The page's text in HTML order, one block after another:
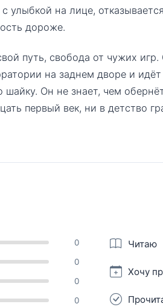
улыбкой на лице,
дороже.
путь, свобода от чужих игр.
на заднем дворе и
шайку. Он не знает, чем
первый век, ни в детство
0
0
0
0
Читаю
Хочу